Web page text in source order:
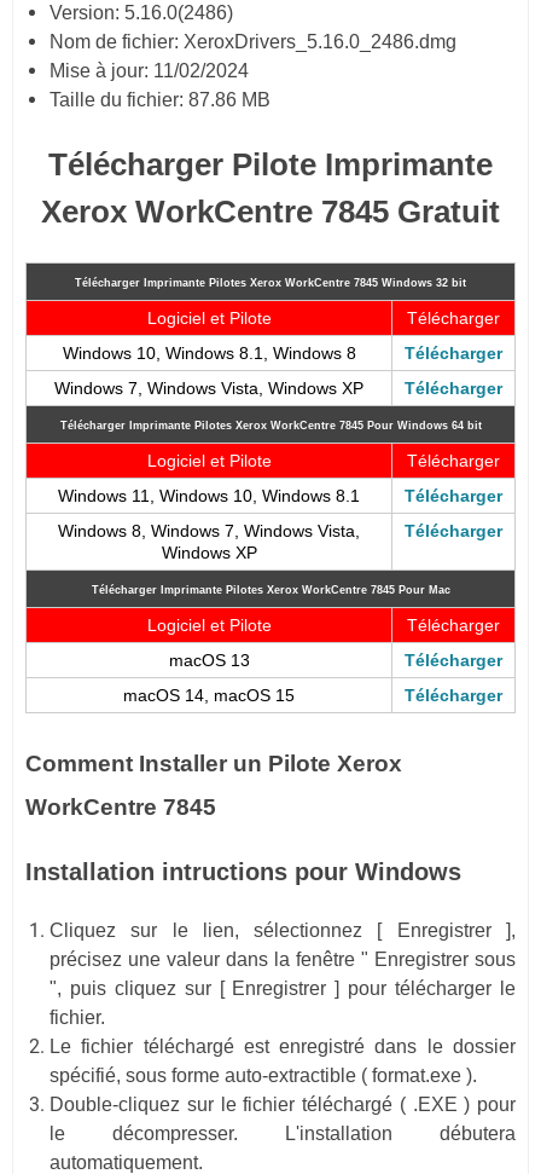
Version: 5.16.0(2486)
Nom de fichier: XeroxDrivers_5.16.0_2486.dmg
Mise à jour: 11/02/2024
Taille du fichier: 87.86 MB
Télécharger Pilote Imprimante
Xerox WorkCentre 7845 Gratuit
Télécharger Imprimante Pilotes Xerox WorkCentre 7845 Windows 32 bit
Logiciel et Pilote
Télécharger
Windows 10, Windows 8.1, Windows 8
Télécharger
Windows 7, Windows Vista, Windows XP
Télécharger
Télécharger Imprimante Pilotes Xerox WorkCentre 7845 Pour Windows 64 bit
Logiciel et Pilote
Télécharger
Windows 11, Windows 10, Windows 8.1
Télécharger
Windows 8, Windows 7, Windows Vista,
Windows XP
Télécharger
Télécharger Imprimante Pilotes Xerox WorkCentre 7845 Pour Mac
Logiciel et Pilote
Télécharger
macOS 13
Télécharger
macOS 14, macOS 15
Télécharger
Comment Installer un Pilote Xerox
WorkCentre 7845
Installation intructions pour Windows
Cliquez sur le lien, sélectionnez [ Enregistrer ],
précisez une valeur dans la fenêtre " Enregistrer sous
", puis cliquez sur [ Enregistrer ] pour télécharger le
fichier.
Le fichier téléchargé est enregistré dans le dossier
spécifié, sous forme auto-extractible ( format.exe ).
Double-cliquez sur le fichier téléchargé ( .EXE ) pour
le décompresser. L'installation débutera
automatiquement.